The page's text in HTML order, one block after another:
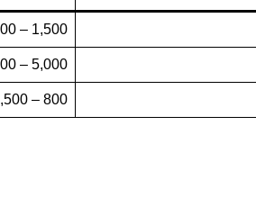
1,500 – 4,000 ريال
5,000 – 50,000 ريال
800 – 2,500 ريال